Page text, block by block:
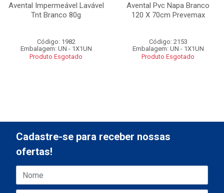
Avental Impermeável Lavável
Tnt Branco 80g
Código: 1982
Embalagem: UN - 1X1UN
Produto Esgotado
Avental Pvc Napa Branco
120 X 70cm Prevemax
Código: 2153
Embalagem: UN - 1X1UN
Produto Esgotado
Cadastre-se para receber nossas
ofertas!